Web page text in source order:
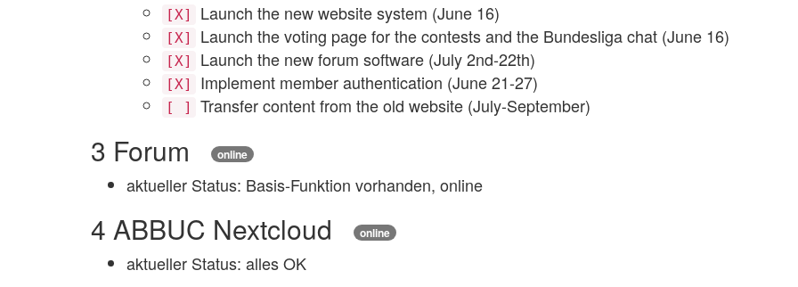
[X] Launch the new website system (June 16)
[X] Launch the voting page for the contests and the Bundesliga chat (June 16)
[X] Launch the new forum software (July 2nd-22th)
[X] Implement member authentication (June 21-27)
[ ] Transfer content from the old website (July-September)
3 Forum online
aktueller Status: Basis-Funktion vorhanden, online
4 ABBUC Nextcloud online
aktueller Status: alles OK